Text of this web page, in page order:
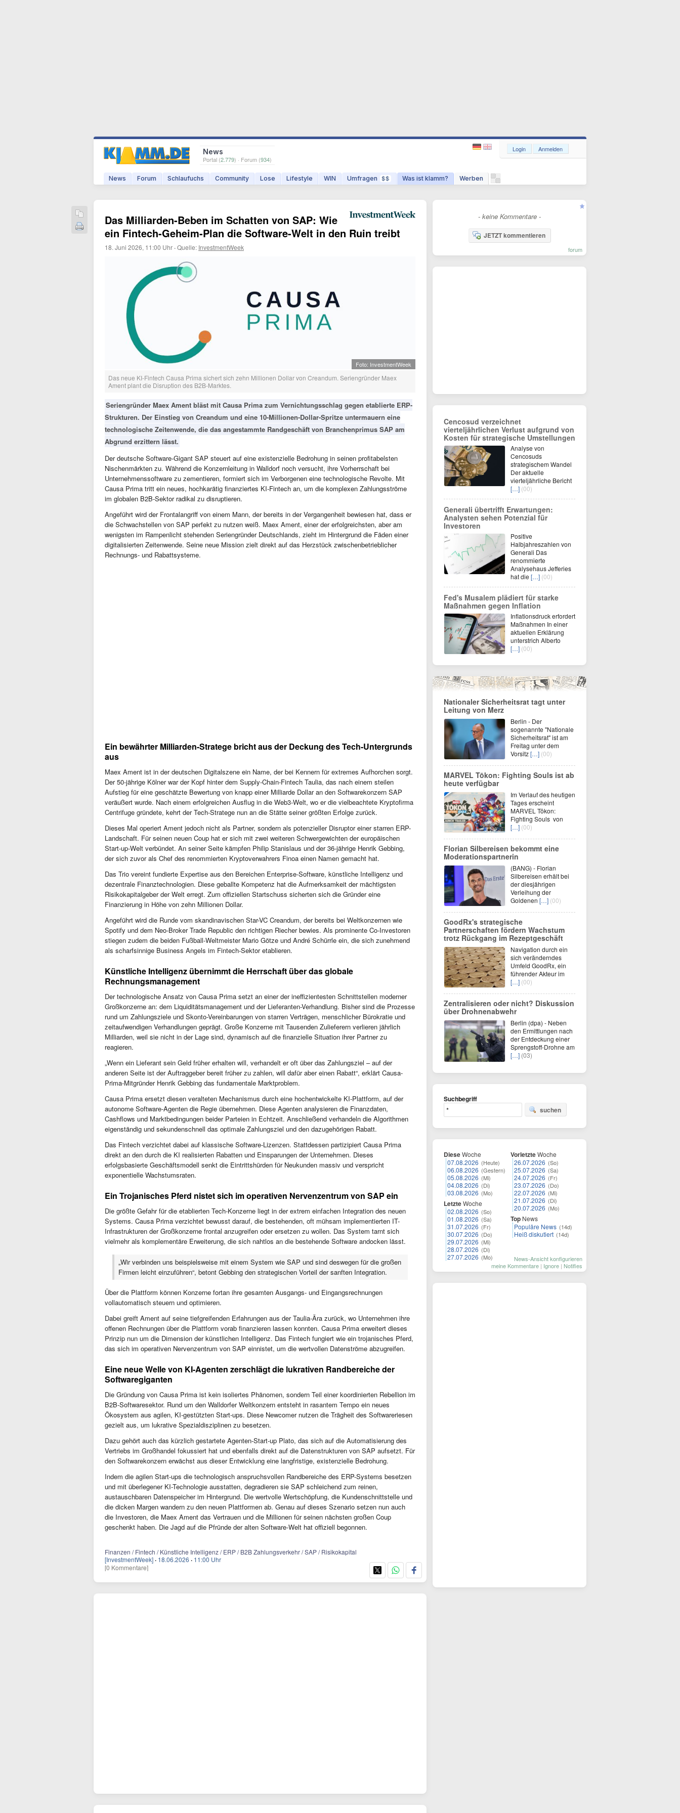
News
Portal (2.779) · Forum (934)
News Forum Schlaufuchs Community Lose Lifestyle WIN Umfragen $$ Was ist klamm? Werben
Login Anmelden
Das Milliarden-Beben im Schatten von SAP: Wie
ein Fintech-Geheim-Plan die Software-Welt in den Ruin treibt
18. Juni 2026, 11:00 Uhr ·Quelle: InvestmentWeek
Foto: InvestmentWeek
Das neue KI-Fintech Causa Prima sichert sich zehn Millionen Dollar von Creandum. Seriengründer Maex
Ament plant die Disruption des B2B-Marktes.
Seriengründer Maex Ament bläst mit Causa Prima zum Vernichtungsschlag gegen etablierte ERP-
Strukturen. Der Einstieg von Creandum und eine 10-Millionen-Dollar-Spritze untermauern eine
technologische Zeitenwende, die das angestammte Randgeschäft von Branchenprimus SAP am
Abgrund erzittern lässt.
Der deutsche Software-Gigant SAP steuert auf eine existenzielle Bedrohung in seinen profitabelsten
Nischenmärkten zu. Während die Konzernleitung in Walldorf noch versucht, ihre Vorherrschaft bei
Unternehmenssoftware zu zementieren, formiert sich im Verborgenen eine technologische Revolte. Mit
Causa Prima tritt ein neues, hochkarätig finanziertes KI-Fintech an, um die komplexen Zahlungsströme
im globalen B2B-Sektor radikal zu disruptieren.
Angeführt wird der Frontalangriff von einem Mann, der bereits in der Vergangenheit bewiesen hat, dass er
die Schwachstellen von SAP perfekt zu nutzen weiß. Maex Ament, einer der erfolgreichsten, aber am
wenigsten im Rampenlicht stehenden Seriengründer Deutschlands, zieht im Hintergrund die Fäden einer
digitalisierten Zeitenwende. Seine neue Mission zielt direkt auf das Herzstück zwischenbetrieblicher
Rechnungs- und Rabattsysteme.
Ein bewährter Milliarden-Stratege bricht aus der Deckung des Tech-Untergrunds
aus
Maex Ament ist in der deutschen Digitalszene ein Name, der bei Kennern für extremes Aufhorchen sorgt.
Der 50-jährige Kölner war der Kopf hinter dem Supply-Chain-Fintech Taulia, das nach einem steilen
Aufstieg für eine geschätzte Bewertung von knapp einer Milliarde Dollar an den Softwarekonzern SAP
veräußert wurde. Nach einem erfolgreichen Ausflug in die Web3-Welt, wo er die vielbeachtete Kryptofirma
Centrifuge gründete, kehrt der Tech-Stratege nun an die Stätte seiner größten Erfolge zurück.
Dieses Mal operiert Ament jedoch nicht als Partner, sondern als potenzieller Disruptor einer starren ERP-
Landschaft. Für seinen neuen Coup hat er sich mit zwei weiteren Schwergewichten der europäischen
Start-up-Welt verbündet. An seiner Seite kämpfen Philip Stanislaus und der 36-jährige Henrik Gebbing,
der sich zuvor als Chef des renommierten Kryptoverwahrers Finoa einen Namen gemacht hat.
Das Trio vereint fundierte Expertise aus den Bereichen Enterprise-Software, künstliche Intelligenz und
dezentrale Finanztechnologien. Diese geballte Kompetenz hat die Aufmerksamkeit der mächtigsten
Risikokapitalgeber der Welt erregt. Zum offiziellen Startschuss sicherten sich die Gründer eine
Finanzierung in Höhe von zehn Millionen Dollar.
Angeführt wird die Runde vom skandinavischen Star-VC Creandum, der bereits bei Weltkonzernen wie
Spotify und dem Neo-Broker Trade Republic den richtigen Riecher bewies. Als prominente Co-Investoren
stiegen zudem die beiden Fußball-Weltmeister Mario Götze und André Schürrle ein, die sich zunehmend
als scharfsinnige Business Angels im Fintech-Sektor etablieren.
Künstliche Intelligenz übernimmt die Herrschaft über das globale
Rechnungsmanagement
Der technologische Ansatz von Causa Prima setzt an einer der ineffizientesten Schnittstellen moderner
Großkonzerne an: dem Liquiditätsmanagement und der Lieferanten-Verhandlung. Bisher sind die Prozesse
rund um Zahlungsziele und Skonto-Vereinbarungen von starren Verträgen, menschlicher Bürokratie und
zeitaufwendigen Verhandlungen geprägt. Große Konzerne mit Tausenden Zulieferern verlieren jährlich
Milliarden, weil sie nicht in der Lage sind, dynamisch auf die finanzielle Situation ihrer Partner zu
reagieren.
„Wenn ein Lieferant sein Geld früher erhalten will, verhandelt er oft über das Zahlungsziel – auf der
anderen Seite ist der Auftraggeber bereit früher zu zahlen, will dafür aber einen Rabatt“, erklärt Causa-
Prima-Mitgründer Henrik Gebbing das fundamentale Marktproblem.
Causa Prima ersetzt diesen veralteten Mechanismus durch eine hochentwickelte KI-Plattform, auf der
autonome Software-Agenten die Regie übernehmen. Diese Agenten analysieren die Finanzdaten,
Cashflows und Marktbedingungen beider Parteien in Echtzeit. Anschließend verhandeln die Algorithmen
eigenständig und sekundenschnell das optimale Zahlungsziel und den dazugehörigen Rabatt.
Das Fintech verzichtet dabei auf klassische Software-Lizenzen. Stattdessen partizipiert Causa Prima
direkt an den durch die KI realisierten Rabatten und Einsparungen der Unternehmen. Dieses
erfolgsbasierte Geschäftsmodell senkt die Eintrittshürden für Neukunden massiv und verspricht
exponentielle Wachstumsraten.
Ein Trojanisches Pferd nistet sich im operativen Nervenzentrum von SAP ein
Die größte Gefahr für die etablierten Tech-Konzerne liegt in der extrem einfachen Integration des neuen
Systems. Causa Prima verzichtet bewusst darauf, die bestehenden, oft mühsam implementierten IT-
Infrastrukturen der Großkonzerne frontal anzugreifen oder ersetzen zu wollen. Das System tarnt sich
vielmehr als komplementäre Erweiterung, die sich nahtlos an die bestehende Software andocken lässt.
„Wir verbinden uns beispielsweise mit einem System wie SAP und sind deswegen für die großen
Firmen leicht einzuführen“, betont Gebbing den strategischen Vorteil der sanften Integration.
Über die Plattform können Konzerne fortan ihre gesamten Ausgangs- und Eingangsrechnungen
vollautomatisch steuern und optimieren.
Dabei greift Ament auf seine tiefgreifenden Erfahrungen aus der Taulia-Ära zurück, wo Unternehmen ihre
offenen Rechnungen über die Plattform vorab finanzieren lassen konnten. Causa Prima erweitert dieses
Prinzip nun um die Dimension der künstlichen Intelligenz. Das Fintech fungiert wie ein trojanisches Pferd,
das sich im operativen Nervenzentrum von SAP einnistet, um die wertvollen Datenströme abzugreifen.
Eine neue Welle von KI-Agenten zerschlägt die lukrativen Randbereiche der
Softwaregiganten
Die Gründung von Causa Prima ist kein isoliertes Phänomen, sondern Teil einer koordinierten Rebellion im
B2B-Softwaresektor. Rund um den Walldorfer Weltkonzern entsteht in rasantem Tempo ein neues
Ökosystem aus agilen, KI-gestützten Start-ups. Diese Newcomer nutzen die Trägheit des Softwareriesen
gezielt aus, um lukrative Spezialdisziplinen zu besetzen.
Dazu gehört auch das kürzlich gestartete Agenten-Start-up Plato, das sich auf die Automatisierung des
Vertriebs im Großhandel fokussiert hat und ebenfalls direkt auf die Datenstrukturen von SAP aufsetzt. Für
den Softwarekonzern erwächst aus dieser Entwicklung eine langfristige, existenzielle Bedrohung.
Indem die agilen Start-ups die technologisch anspruchsvollen Randbereiche des ERP-Systems besetzen
und mit überlegener KI-Technologie ausstatten, degradieren sie SAP schleichend zum reinen,
austauschbaren Datenspeicher im Hintergrund. Die wertvolle Wertschöpfung, die Kundenschnittstelle und
die dicken Margen wandern zu den neuen Plattformen ab. Genau auf dieses Szenario setzen nun auch
die Investoren, die Maex Ament das Vertrauen und die Millionen für seinen nächsten großen Coup
geschenkt haben. Die Jagd auf die Pfründe der alten Software-Welt hat offiziell begonnen.
Finanzen / Fintech / Künstliche Intelligenz / ERP / B2B Zahlungsverkehr / SAP / Risikokapital
[InvestmentWeek] · 18.06.2026 · 11:00 Uhr
[0 Kommentare]
- keine Kommentare -
JETZT kommentieren
forum
Cencosud verzeichnet
vierteljährlichen Verlust aufgrund von
Kosten für strategische Umstellungen
Analyse von
Cencosuds
strategischem Wandel
Der aktuelle
vierteljährliche Bericht
[…] (00)
Generali übertrifft Erwartungen:
Analysten sehen Potenzial für
Investoren
Positive
Halbjahreszahlen von
Generali Das
renommierte
Analysehaus Jefferies
hat die […] (00)
Fed's Musalem plädiert für starke
Maßnahmen gegen Inflation
Inflationsdruck erfordert
Maßnahmen In einer
aktuellen Erklärung
unterstrich Alberto
[…] (00)
Nationaler Sicherheitsrat tagt unter
Leitung von Merz
Berlin - Der
sogenannte "Nationale
Sicherheitsrat" ist am
Freitag unter dem
Vorsitz[…] (00)
MARVEL Tōkon: Fighting Souls ist ab
heute verfügbar
Im Verlauf des heutigen
Tages erscheint
MARVEL Tōkon:
Fighting Souls von
[…] (00)
Florian Silbereisen bekommt eine
Moderationspartnerin
(BANG) - Florian
Silbereisen erhält bei
der diesjährigen
Verleihung der
Goldenen […] (00)
GoodRx's strategische
Partnerschaften fördern Wachstum
trotz Rückgang im Rezeptgeschäft
Navigation durch ein
sich veränderndes
Umfeld GoodRx, ein
führender Akteur im
[…] (00)
Zentralisieren oder nicht? Diskussion
über Drohnenabwehr
Berlin (dpa) - Neben
den Ermittlungen nach
der Entdeckung einer
Sprengstoff-Drohne am
[…] (03)
Suchbegriff
suchen
DieseWoche
07.08.2026 (Heute)
06.08.2026 (Gestern)
05.08.2026 (Mi)
04.08.2026 (Di)
03.08.2026 (Mo)
LetzteWoche
02.08.2026 (So)
01.08.2026 (Sa)
31.07.2026 (Fr)
30.07.2026 (Do)
29.07.2026 (Mi)
28.07.2026 (Di)
27.07.2026 (Mo)
VorletzteWoche
26.07.2026 (So)
25.07.2026 (Sa)
24.07.2026 (Fr)
23.07.2026 (Do)
22.07.2026 (Mi)
21.07.2026 (Di)
20.07.2026 (Mo)
Top News
Populäre News (14d)
Heiß diskutiert (14d)
News-Ansicht konfigurieren
meine Kommentare | Ignore | Notifies